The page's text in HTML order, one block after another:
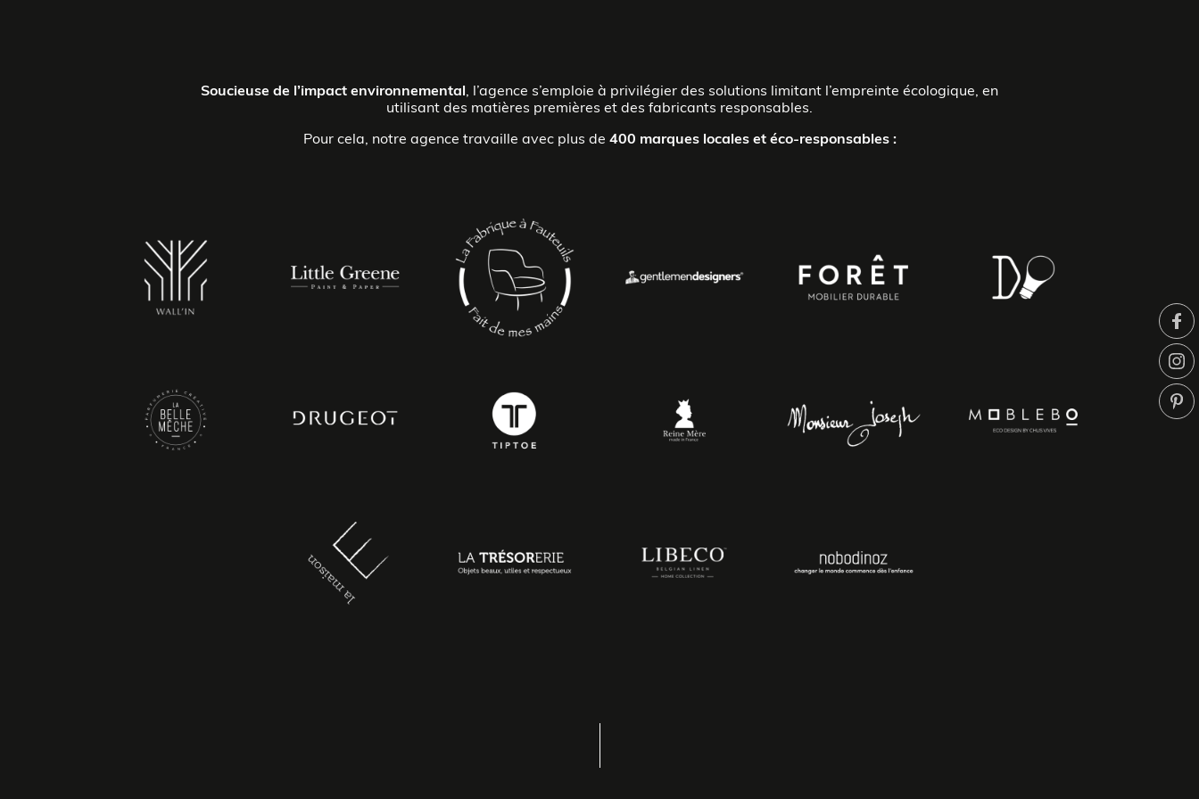
Soucieuse de l’impact environnemental, l’agence s’emploie à privilégier des solutions limitant l’empreinte écologique, en
utilisant des matières premières et des fabricants responsables.
Pour cela, notre agence travaille avec plus de 400 marques locales et éco-responsables :